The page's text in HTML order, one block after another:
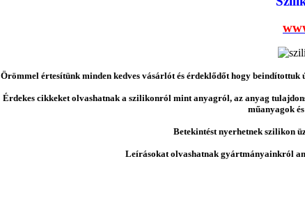
Örömmel értesítünk minden kedves vásárlót és érdeklődőt hogy
Érdekes cikkeket olvashatnak a szilikonról mint anyagról, az anyag
műanyagok
Betekintést nyerhetnek szilikon
Leírásokat olvashatnak gyártmányainkról